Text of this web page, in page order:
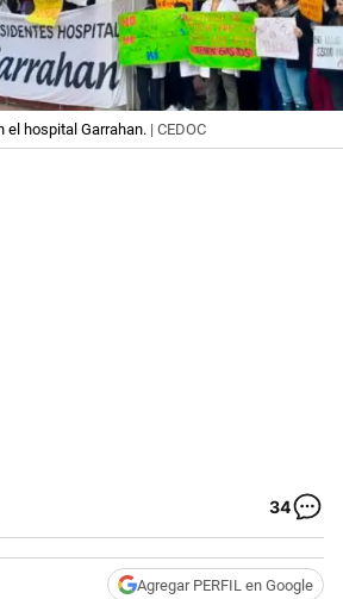
el hospital Garrahan. | CEDOC
34
Agregar PERFIL en Google